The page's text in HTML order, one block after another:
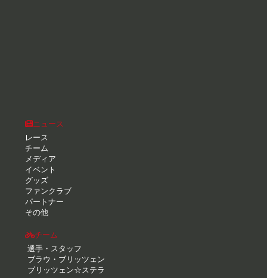
ニュース
レース
チーム
メディア
イベント
グッズ
ファンクラブ
パートナー
その他
チーム
選手・スタッフ
ブラウ・ブリッツェン
ブリッツェン☆ステラ